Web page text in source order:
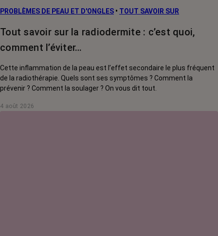
PROBLÈMES DE PEAU ET D'ONGLES • TOUT SAVOIR SUR
Tout savoir sur la radiodermite : c’est quoi,
comment l’éviter…
Cette inflammation de la peau est l’effet secondaire le plus fréquent
de la radiothérapie. Quels sont ses symptômes ? Comment la
prévenir ? Comment la soulager ? On vous dit tout.
4 août 2026